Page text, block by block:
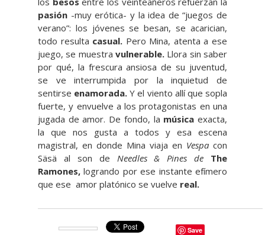
pasión -muy erótica- y la idea de “juegos de
verano”: los jóvenes se besan, se acarician,
todo resulta casual. Pero Mina, atenta a ese
juego, se muestra vulnerable. Llora sin saber
por qué, la frescura ansiosa de su juventud,
se ve interrumpida por la inquietud de
sentirse enamorada. Y el viento allí que sopla
fuerte, y envuelve a los protagonistas en una
jugada de amor. De fondo, la música exacta,
la que nos gusta a todos y esa escena
magistral, en donde Mina viaja en Vespa con
Säsä al son de Needles & Pines de The
Ramones, logrando por ese instante efímero
que ese amor platónico se vuelve real.
Save